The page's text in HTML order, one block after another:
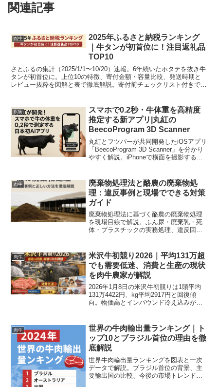
関連記事
肉牛
2025年ふるさと納税ランキング
｜牛タンが初首位に！注目返礼品
TOP10
さとふるの集計（2025/1/1〜10/20）速報。6年続いたホタテを抜き牛
タンが初首位に。上位10の特徴、寄付金額・容量比較、発送時期と
レビュー抜粋を図解と表で徹底解説。寄付前チェックリスト付きで初
疾病
スマホで0.2秒・牛体重を高精度
推定する新アプリ|丸紅の
BeecoProgram 3D Scanner
丸紅とフツパーが共同開発したiOSアプリ
「BeecoProgram 3D Scanner」を分かり
やすく解説。iPhoneで横面を撮影するだ
します。
肉牛
廃棄物処理法と酪農の廃棄物処
理：違反事例と現場でできる対策
ガイド
廃棄物処理法に基づく酪農の廃棄物処理
を現場目線で解説。ふん尿・廃棄乳・死
体・プラスチックの実務処理、違反回避
肉牛
米沢牛初競り2026｜平均131万超
でも需要低迷、消費と生産の現状
を肉牛農家が解説
2026年1月8日の米沢牛初競りは1頭平均
131万4422円、kg平均2917円と回復傾
向。物価高とインバウンド冷え込みが需
肉牛
世界の牛肉輸出量ランキング｜ト
ップ10とブラジル首位の理由を徹
底解説
世界牛肉輸出量ランキングを図表と一次
データで解説。ブラジル首位の背景、主
要輸出国の比較、今後の市場トレンドと